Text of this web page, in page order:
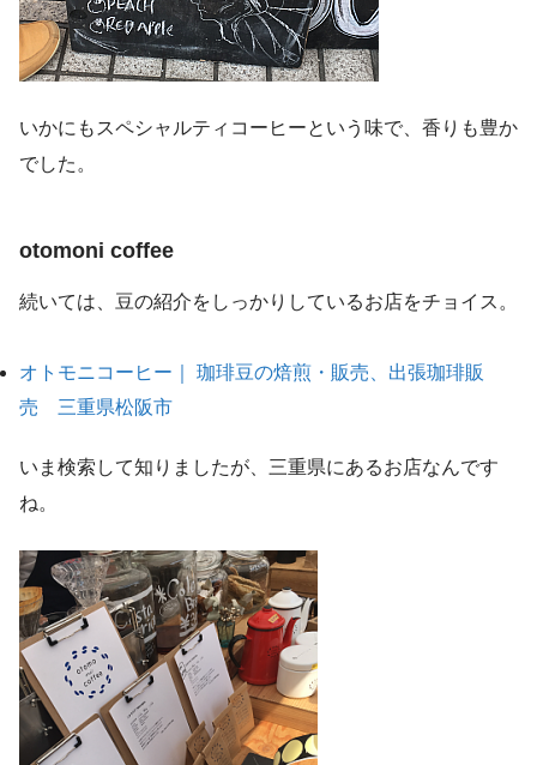
いかにもスペシャルティコーヒーという味で、香りも豊か
でした。
otomoni coffee
続いては、豆の紹介をしっかりしているお店をチョイス。
オトモニコーヒー｜ 珈琲豆の焙煎・販売、出張珈琲販
売 三重県松阪市
いま検索して知りましたが、三重県にあるお店なんです
ね。